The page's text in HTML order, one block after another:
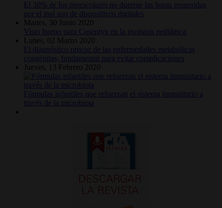
El 30% de los preescolares no duerme las horas requeridas
por el mal uso de dispositivos digitales
Martes, 30 Junio 2020
Visto bueno para Cosentyx en la psoriasis pediátrica
Lunes, 02 Marzo 2020
El diagnóstico precoz de las enfermedades metabólicas
congénitas, fundamental para evitar complicaciones
Jueves, 13 Febrero 2020
Fórmulas infantiles que refuerzan el sistema inmunitario a
través de la microbiota